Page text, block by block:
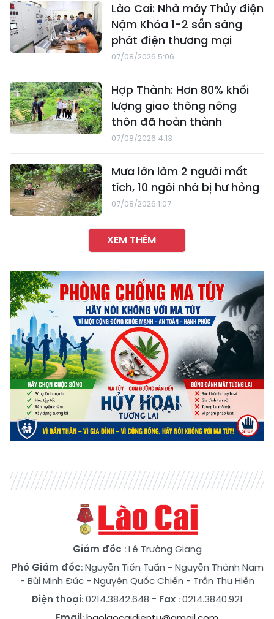
Lào Cai: Nhà máy Thủy điện
Nậm Khóa 1-2 sẵn sàng
phát điện thương mại
07/08/2026 5:06
Hợp Thành: Hơn 80% khối
lượng giao thông nông
thôn đã hoàn thành
07/08/2026 4:13
Mưa lớn làm 2 người mất
tích, 10 ngôi nhà bị hư hỏng
07/08/2026 1:07
XEM THÊM
Giám đốc : Lê Trường Giang
Phó Giám đốc:Nguyễn Tiến Tuấn - Nguyễn Thành Nam
- Bùi Minh Đức- Nguyễn Quốc Chiến - Trần Thu Hiền
Điện thoại: 0214.3842.648 - Fax : 0214.3840.921